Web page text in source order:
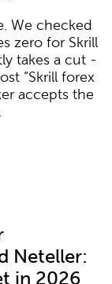
We checked
zero for Skrill
takes a cut -
“Skrill forex
accepts the
Neteller:
in 2026